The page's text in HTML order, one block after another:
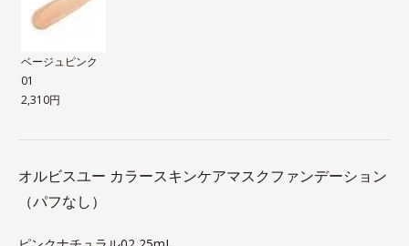
ベージュピンク
01
2,310円
オルビスユー カラースキンケアマスクファンデーション
（パフなし）